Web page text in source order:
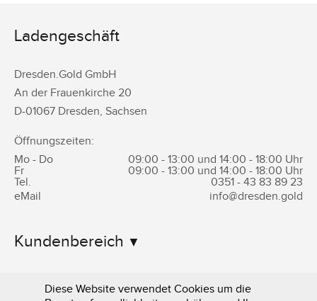
Ladengeschäft
Dresden.Gold GmbH
An der Frauenkirche 20
D-01067 Dresden, Sachsen
Öffnungszeiten:
Mo - Do
09:00 - 13:00 und 14:00 - 18:00 Uhr
Fr
09:00 - 13:00 und 14:00 - 18:00 Uhr
Tel.
0351 - 43 83 89 23
eMail
info@dresden.gold
Kundenbereich
Informationen
Diese Website verwendet Cookies um die